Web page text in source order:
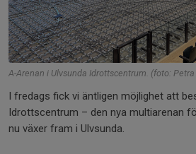
A-Arenan i Ulvsunda Idrottscentrum. (foto:
I fredags fick vi äntligen möjlighet att
Idrottscentrum – den nya multiarenan
nu växer fram i Ulvsunda.